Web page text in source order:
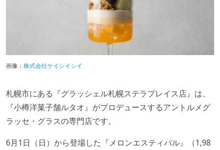
画像： 株式会社ケイシイシイ
札幌市にある『グラッシェル札幌ステラプレイス店』は、
『小樽洋菓子舗ルタオ』がプロデュースするアントルメグ
ラッセ・グラスの専門店です。
6月1日（日）から登場した『メロンエスティバル』（1,98